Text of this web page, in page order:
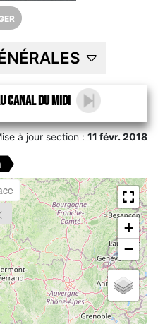
Canal du Midi
à jour section :11 févr. 2018
+
−